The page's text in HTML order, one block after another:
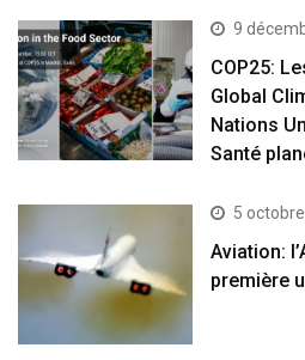
9
COP25:
Global
Nations
Santé
5
Aviation:
première